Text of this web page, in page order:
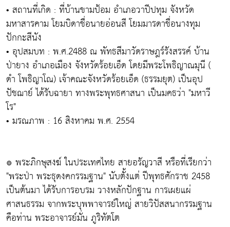
• สถานที่เกิด : ที่บ้านขามป้อม อำเภอวาปีปทุม จังหวัด
มหาสารคาม โยมบิดาชื่อนายอ่อนสี โยมมารดาชื่อนางทุม
ปักกะสีนัง
• อุปสมบท : พ.ศ.2488 ณ พัทธสีมาวัดราษฎร์รังสรรค์ บ้าน
ป่ายาง อำเภอเมือง จังหวัดร้อยเอ็ด โดยมีพระโพธิญาณมุนี (
ดำ โพธิญาโณ) เจ้าคณะจังหวัดร้อยเอ็ด (ธรรมยุต) เป็นอุป
ปัชฌาย์ ได้รับฉายา ทางพระพุทธศาสนา เป็นมคธว่า "มหาวี
โร"
• มรณภาพ : 16 สิงหาคม พ.ศ. 2554
๏ พระภิกษุสงฆ์ ในประเทศไทย สายอรัญวาสี หรือที่เรียกว่า
"พระป่า พระธุดงคกรรมฐาน" นับตั้งแต่ ปีพุทธศักราช 2458
เป็นต้นมา ได้รับการอบรม วางหลักปักฐาน การเผยแผ่
ศาสนธรรม จากพระบุพพาจารย์ใหญ่ สายวิปัสสนากรรมฐาน
คือท่าน พระอาจารย์มั่น ภูริทัตโต